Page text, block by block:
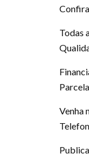
Todas
Venha